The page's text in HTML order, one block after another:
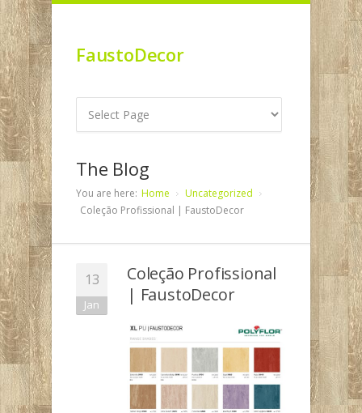
FaustoDecor
The Blog
You are here: Home
Uncategorized
Coleção Profissional | FaustoDecor
13
Jan
Coleção Profissional
| FaustoDecor